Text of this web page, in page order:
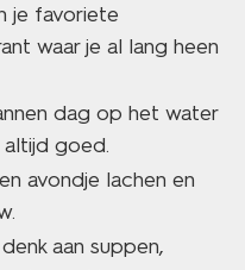
je favoriete
waar je al lang heen
dag op het water
goed.
avondje lachen en
denk aan suppen,